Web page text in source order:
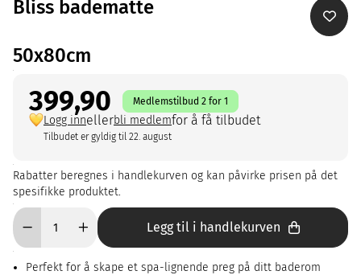
Bliss badematte
50x80cm
399,90 Medlemstilbud 2 for 1
Logg innellerbli medlemfor å få tilbudet
Tilbudet er gyldig til 22. august
Rabatter beregnes i handlekurven og kan påvirke prisen på det
spesifikke produktet.
Legg til i handlekurven
Perfekt for å skape et spa-lignende preg på ditt baderom